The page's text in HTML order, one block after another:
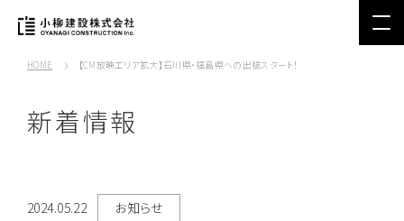
HOME 【CM放映エリア拡大】石川県・福島県への出稿スタート！
新着情報
2024.05.22 お知らせ